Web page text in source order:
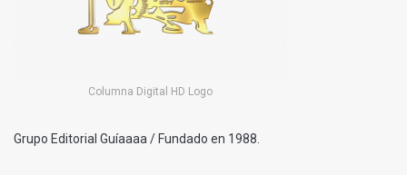
Columna Digital HD Logo
Grupo Editorial Guíaaaa / Fundado en 1988.